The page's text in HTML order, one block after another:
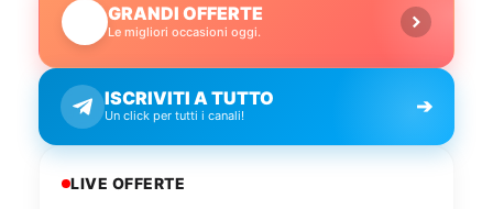
GRANDI OFFERTE
Le migliori occasioni oggi.
ISCRIVITI A TUTTO
Un click per tutti i canali! ➔
LIVE OFFERTE